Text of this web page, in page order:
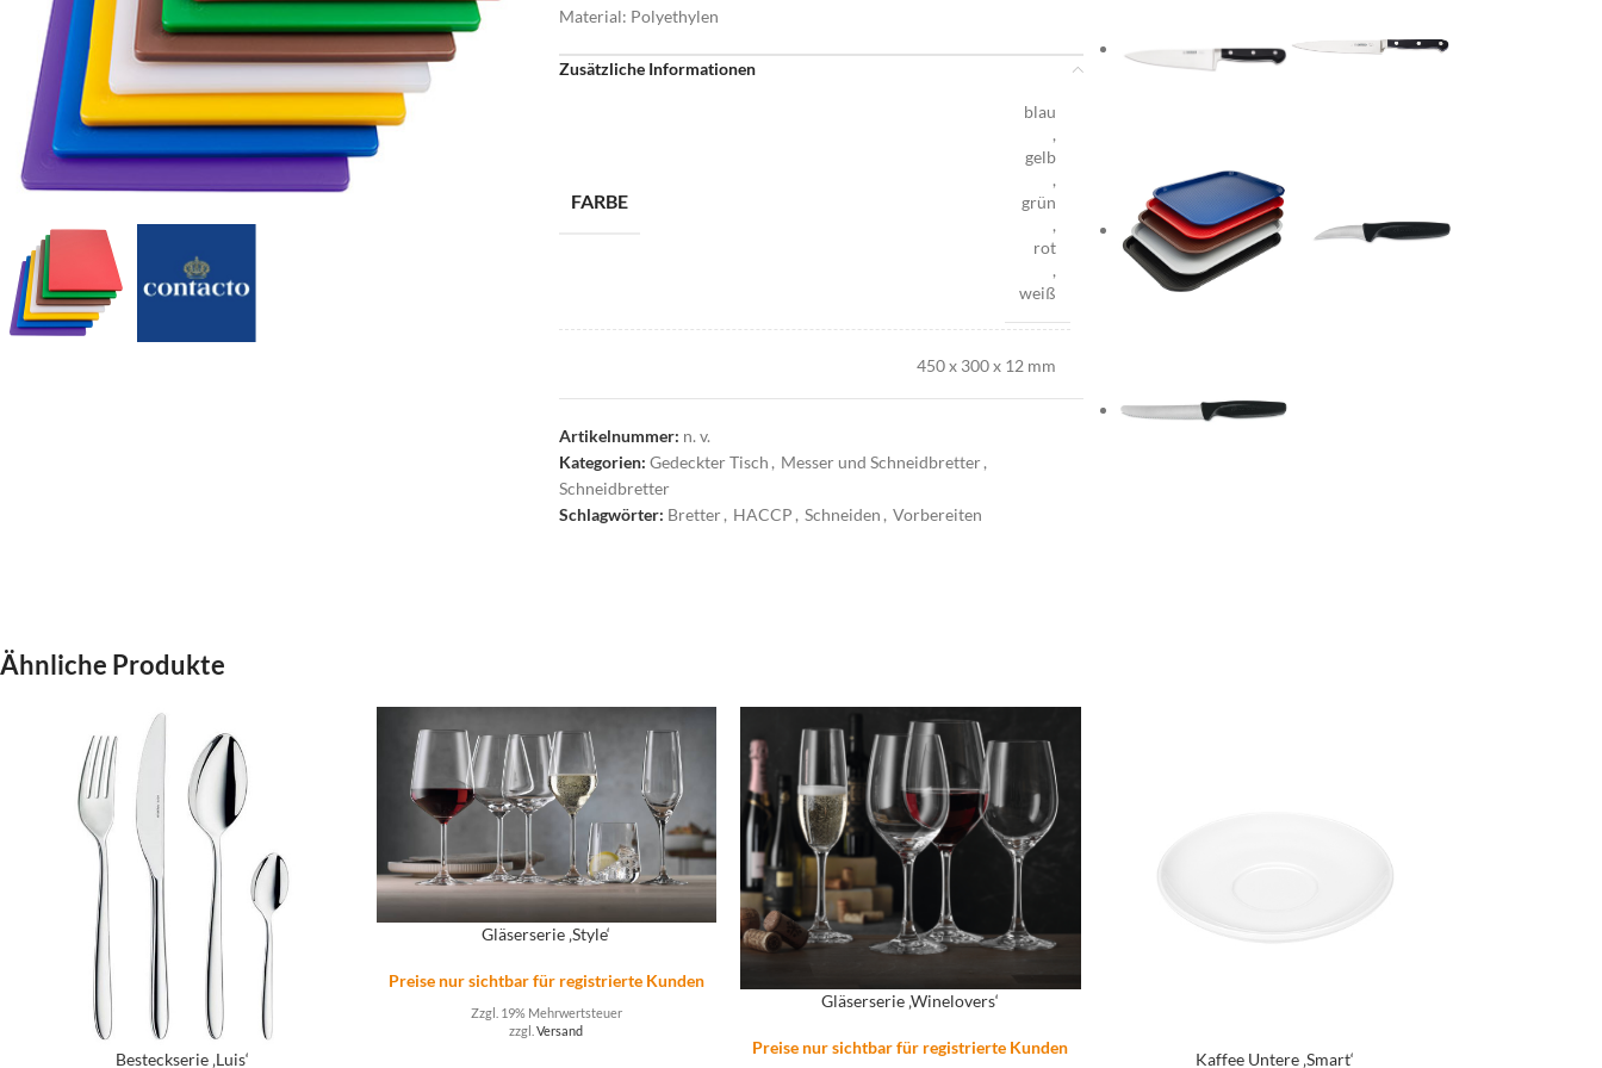
Material: Polyethylen
Zusätzliche Informationen
FARBE
blau
,
gelb
,
grün
,
rot
,
weiß
450 x 300 x 12 mm
610 x 460 x 25 mm
Artikelnummer: n. v.
Kategorien: Gedeckter Tisch , Messer und Schneidbretter,
Schneidbretter
Schlagwörter: Bretter, HACCP , Schneiden , Vorbereiten
Ähnliche Produkte
Besteckserie ‚Luis‘
Gläserserie ‚Style‘
Preise nur sichtbar für registrierte Kunden
Zzgl. 19% Mehrwertsteuer
zzgl.Versand
Gläserserie ‚Winelovers‘
Preise nur sichtbar für registrierte Kunden
Kaffee Untere ‚Smart‘